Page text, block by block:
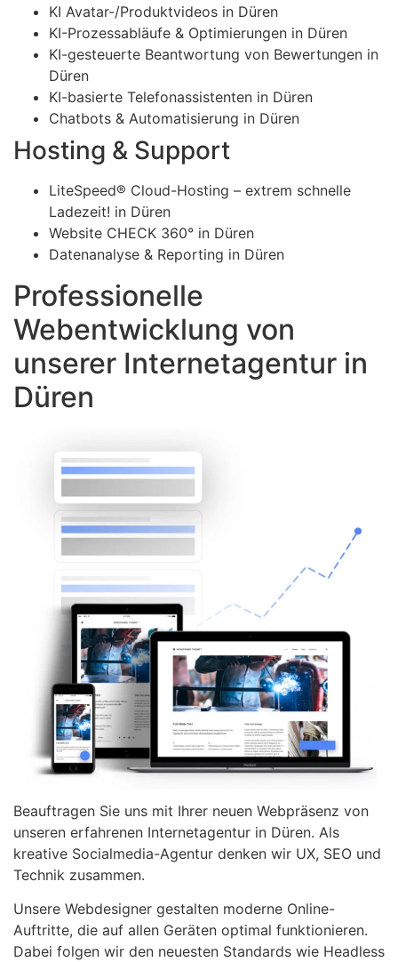
KI Avatar-/Produktvideos in Düren
KI-Prozessabläufe & Optimierungen in Düren
KI-gesteuerte Beantwortung von Bewertungen in
Düren
KI-basierte Telefonassistenten in Düren
Chatbots & Automatisierung in Düren
Hosting & Support
LiteSpeed® Cloud-Hosting – extrem schnelle
Ladezeit! in Düren
Website CHECK 360° in Düren
Datenanalyse & Reporting in Düren
Professionelle
Webentwicklung von
unserer Internetagentur in
Düren
Beauftragen Sie uns mit Ihrer neuen Webpräsenz von
unseren erfahrenen Internetagentur in Düren. Als
kreative Socialmedia-Agentur denken wir UX, SEO und
Technik zusammen.
Unsere Webdesigner gestalten moderne Online-
Auftritte, die auf allen Geräten optimal funktionieren.
Dabei folgen wir den neuesten Standards wie Headless